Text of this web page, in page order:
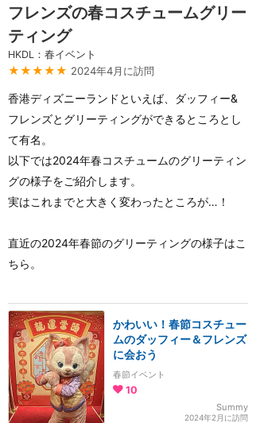
フレンズの春コスチュームグリー
ティング
HKDL：春イベント
★★★★★ 2024年4月に訪問
香港ディズニーランドといえば、ダッフィー&
フレンズとグリーティングができるところとし
て有名。
以下では2024年春コスチュームのグリーティン
グの様子をご紹介します。
実はこれまでと大きく変わったところが…！
直近の2024年春節のグリーティングの様子はこ
ちら。
かわいい！春節コスチュー
ムのダッフィー＆フレンズ
に会おう
春節イベント
10
Summy
2024年2月に訪問